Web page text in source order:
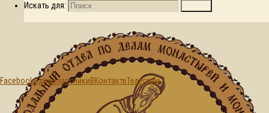
Искать для:
FacebookОдноклассникиВКонтактеТелеграм